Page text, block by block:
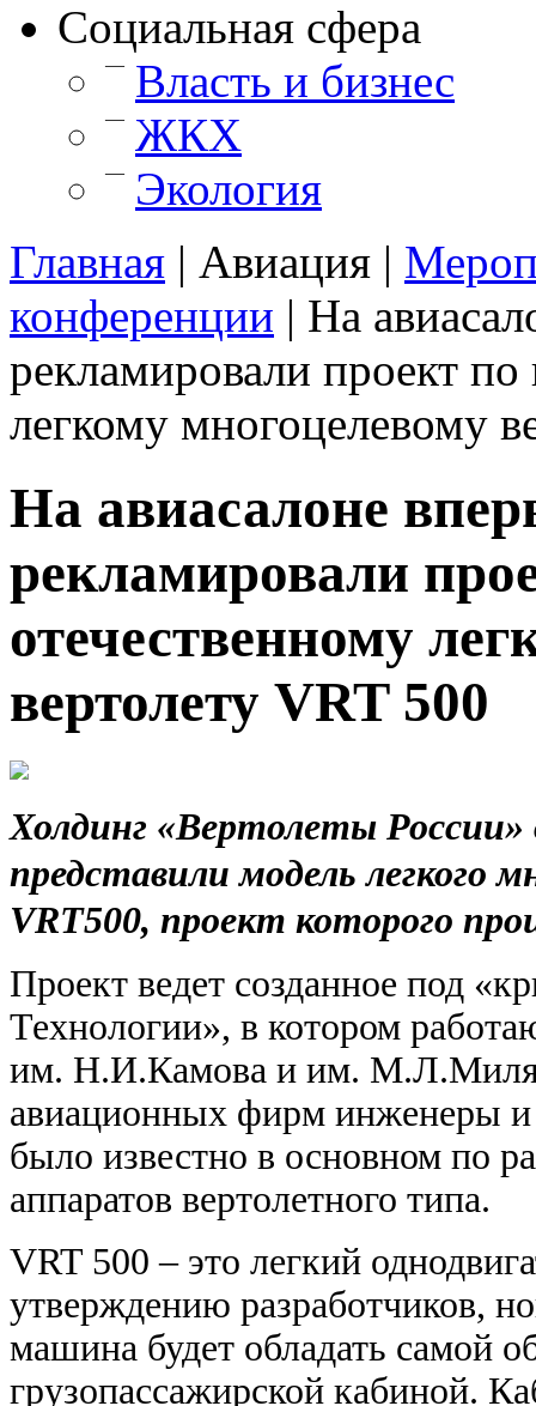
Cоциальная сфера
— Власть и бизнес
— ЖКХ
—
Экология
Главная | Авиация |
конференции | На
рекламировали проект
легкому многоцелевому
На авиасалоне
рекламировали
отечественному
вертолету VRT 500
Холдинг «Вертолеты
представили модель легкого
VRT500, проект которого
Проект ведет созданное под
Технологии», в котором
им. Н.И.Камова и им. М.Л.Миля,
авиационных фирм инженеры и
было известно в основном по
аппаратов вертолетного типа.
VRT 500 – это легкий
утверждению разработчиков,
машина будет обладать самой
грузопассажирской кабиной.